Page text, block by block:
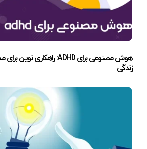
هوش مصنوعی برای ADHD: راهکاری نوین برای مدیریت تمرکز و بهبود
زندگی